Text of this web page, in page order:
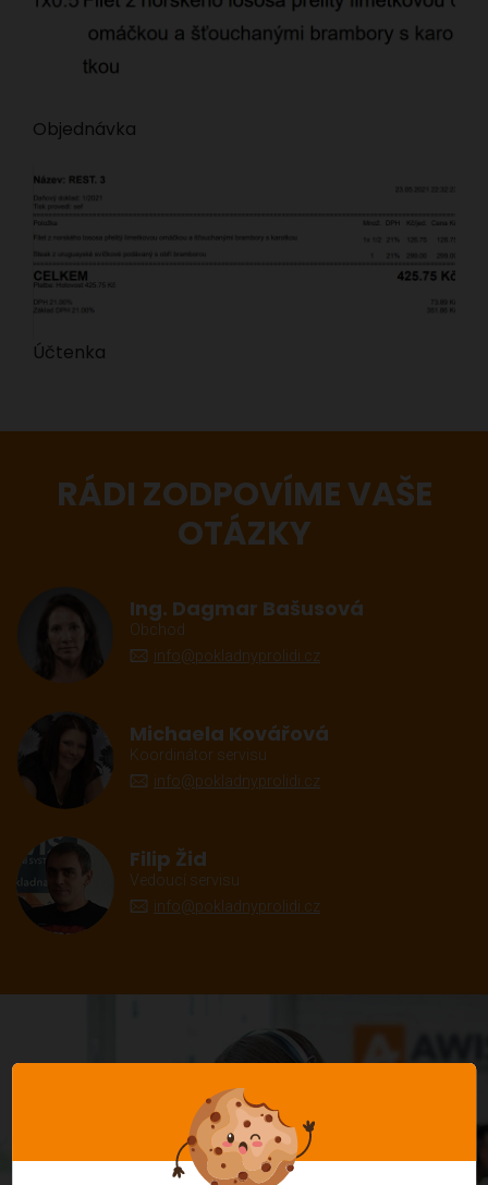
Objednávka
Účtenka
RÁDI ZODPOVÍME VAŠE
OTÁZKY
Ing. Dagmar Bašusová
Obchod
info@pokladnyprolidi.cz
Michaela Kovářová
Koordinátor servisu
info@pokladnyprolidi.cz
Filip Žid
Vedoucí servisu
info@pokladnyprolidi.cz